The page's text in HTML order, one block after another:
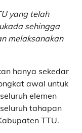
yang telah
sehingga
melaksanakan
hanya sekedar
awal untuk
elemen
tahapan
TTU.